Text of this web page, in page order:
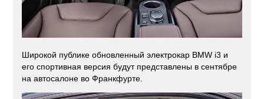
Широкой публике обновленный электрокар BMW i3 и
его спортивная версия будут представлены в сентябре
на автосалоне во Франкфурте.